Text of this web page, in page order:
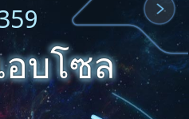
บโซล